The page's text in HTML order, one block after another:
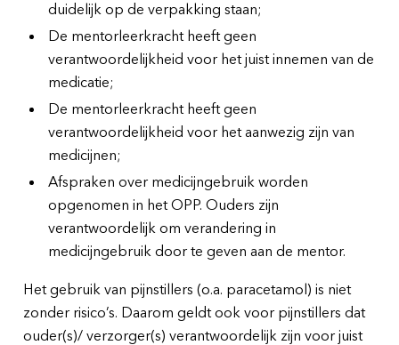
duidelijk op de verpakking staan;
De mentorleerkracht heeft geen
verantwoordelijkheid voor het juist innemen van de
medicatie;
De mentorleerkracht heeft geen
verantwoordelijkheid voor het aanwezig zijn van
medicijnen;
Afspraken over medicijngebruik worden
opgenomen in het OPP. Ouders zijn
verantwoordelijk om verandering in
medicijngebruik door te geven aan de mentor.
Het gebruik van pijnstillers (o.a. paracetamol) is niet
zonder risico’s. Daarom geldt ook voor pijnstillers dat
ouder(s)/ verzorger(s) verantwoordelijk zijn voor juist